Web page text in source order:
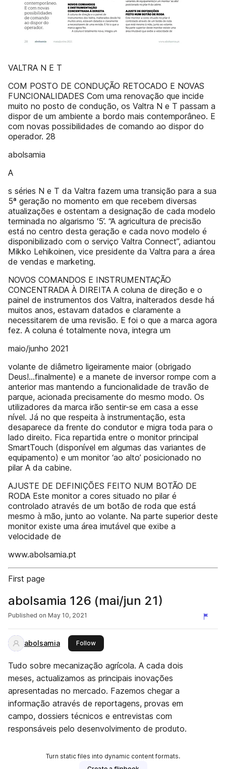
VALTRA N E T
COM POSTO DE CONDUÇÃO RETOCADO E NOVAS
FUNCIONALIDADES Com uma renovação que incide
muito no posto de condução, os Valtra N e T passam a
dispor de um ambiente a bordo mais contemporâneo. E
com novas possibilidades de comando ao dispor do
operador. 28
abolsamia
A
s séries N e T da Valtra fazem uma transição para a sua
5ª geração no momento em que recebem diversas
atualizações e ostentam a designação de cada modelo
terminada no algarismo ‘5’. “A agricultura de precisão
está no centro desta geração e cada novo modelo é
disponibilizado com o serviço Valtra Connect”, adiantou
Mikko Lehikoinen, vice presidente da Valtra para a área
de vendas e marketing.
NOVOS COMANDOS E INSTRUMENTAÇÃO
CONCENTRADA À DIREITA A coluna de direção e o
painel de instrumentos dos Valtra, inalterados desde há
muitos anos, estavam datados e claramente a
necessitarem de uma revisão. E foi o que a marca agora
fez. A coluna é totalmente nova, integra um
maio/junho 2021
volante de diâmetro ligeiramente maior (obrigado
Deus!...finalmente) e a manete de inversor rompe com a
anterior mas mantendo a funcionalidade de travão de
parque, acionada precisamente do mesmo modo. Os
utilizadores da marca irão sentir-se em casa a esse
nível. Já no que respeita à instrumentação, esta
desaparece da frente do condutor e migra toda para o
lado direito. Fica repartida entre o monitor principal
SmartTouch (disponível em algumas das variantes de
equipamento) e um monitor ‘ao alto’ posicionado no
pilar A da cabine.
AJUSTE DE DEFINIÇÕES FEITO NUM BOTÃO DE
RODA Este monitor a cores situado no pilar é
controlado através de um botão de roda que está
mesmo à mão, junto ao volante. Na parte superior deste
monitor existe uma área imutável que exibe a
velocidade de
www.abolsamia.pt
First page
abolsamia 126 (mai/jun 21)
Published on May 10, 2021
abolsamia Followthis publisher
Tudo sobre mecanização agrícola. A cada dois
meses, actualizamos as principais inovações
apresentadas no mercado. Fazemos chegar a
informação através de reportagens, provas em
campo, dossiers técnicos e entrevistas com
responsáveis pelo desenvolvimento de produto.
Turn static files into dynamic content formats.